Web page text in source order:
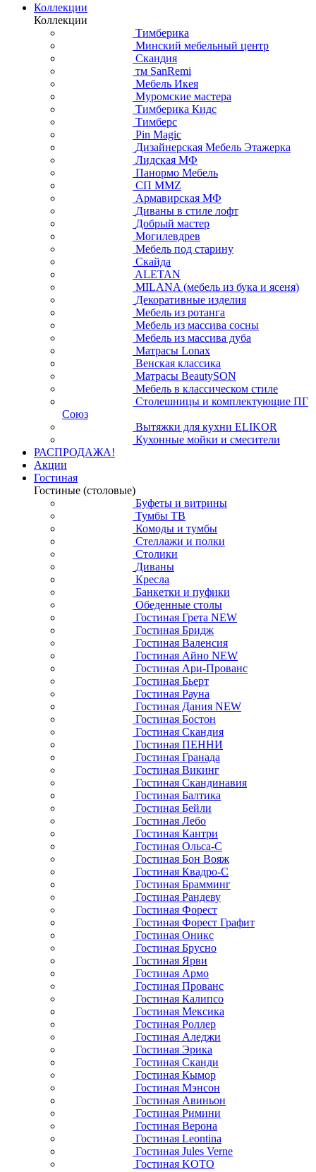
Коллекции
Коллекции
Тимберика
Минский мебельный центр
Скандия
тм SanRemi
Мебель Икея
Муромские мастера
Тимберика Кидс
Тимберс
Pin Magic
Дизайнерская Мебель Этажерка
Лидская МФ
Панормо Мебель
СП ММZ
Армавирская МФ
Диваны в стиле лофт
Добрый мастер
Могилевдрев
Мебель под старину
Скайда
ALETAN
MILANA (мебель из бука и ясеня)
Декоративные изделия
Мебель из ротанга
Мебель из массива сосны
Мебель из массива дуба
Матрасы Lonax
Венская классика
Матрасы BeautySON
Мебель в классическом стиле
Столешницы и комплектующие ПГ
Союз
Вытяжки для кухни ELIKOR
Кухонные мойки и смесители
РАСПРОДАЖА!
Акции
Гостиная
Гостиные (столовые)
Буфеты и витрины
Тумбы ТВ
Комоды и тумбы
Стеллажи и полки
Столики
Диваны
Кресла
Банкетки и пуфики
Обеденные столы
Гостиная Грета NEW
Гостиная Бридж
Гостиная Валенсия
Гостиная Айно NEW
Гостиная Ари-Прованс
Гостиная Бьерт
Гостиная Рауна
Гостиная Дания NEW
Гостиная Бостон
Гостиная Скандия
Гостиная ПЕННИ
Гостиная Гранада
Гостиная Викинг
Гостиная Скандинавия
Гостиная Балтика
Гостиная Бейли
Гостиная Лебо
Гостиная Кантри
Гостиная Ольса-С
Гостиная Бон Вояж
Гостиная Квадро-С
Гостиная Брамминг
Гостиная Рандеву
Гостиная Форест
Гостиная Форест Графит
Гостиная Оникс
Гостиная Брусно
Гостиная Ярви
Гостиная Армо
Гостиная Прованс
Гостиная Калипсо
Гостиная Мексика
Гостиная Роллер
Гостиная Аледжи
Гостиная Эрика
Гостиная Сканди
Гостиная Кымор
Гостиная Мэнсон
Гостиная Авиньон
Гостиная Римини
Гостиная Верона
Гостиная Leontina
Гостиная Jules Verne
Гостиная KOTO